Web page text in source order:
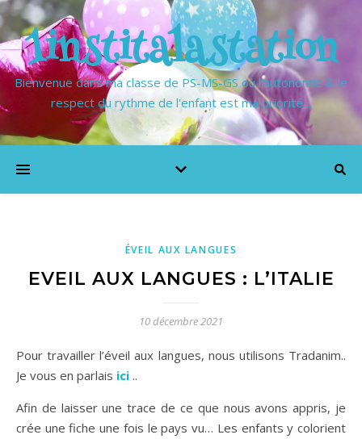
1institalastation
Bienvenue dans ma classe de PS-MS-GS où l'autonomie & le
respect du rythme de l'enfant est ma priorité…
ÉVEIL AUX LANGUES
EVEIL AUX LANGUES : L’ITALIE
10 décembre 2021
Pour travailler l’éveil aux langues, nous utilisons Tradanim..
Je vous en parlais ici ..
Afin de laisser une trace de ce que nous avons appris, je
crée une fiche une fois le pays vu… Les enfants y colorient